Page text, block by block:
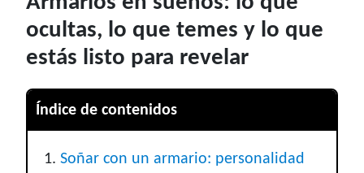
ocultas, lo que temes y lo que
estás listo para revelar
Índice de contenidos
Soñar con un armario: personalidad